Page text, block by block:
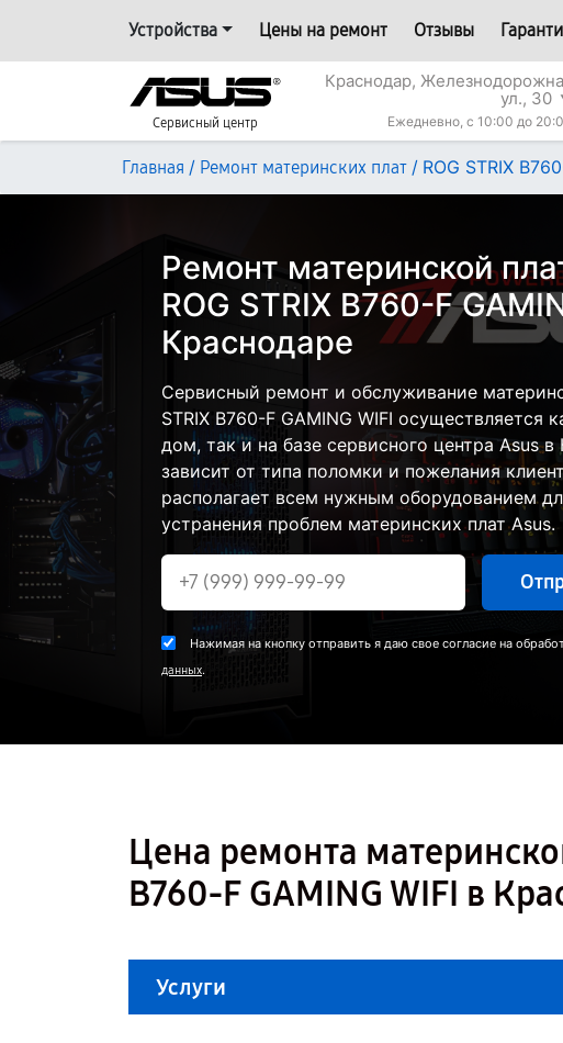
Устройства Цены на ремонт Отзывы
Сервисный центр
Краснодар,
ул., 30
Ежедневно, с 10:00 до
Главная / Ремонт материнских плат / ROG STRIX
Ремонт материнской
ROG STRIX B760-F
Краснодаре
Сервисный ремонт и обслуживание
STRIX B760-F GAMING WIFI осуществляется
дом, так и на базе сервисного центра Asus
зависит от типа поломки и пожелания
располагает всем нужным оборудованием
устранения проблем материнских плат Asus.
Нажимая на кнопку отправить я даю свое согласие на
данных.
Цена ремонта
B760-F GAMING WIFI в
Услуги